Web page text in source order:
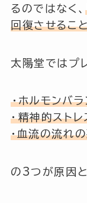
るのではなく、
回復させるこ
太陽堂ではプ
・ホルモンバ
・精神的ストレ
・血流の流れ
の3つが原因と